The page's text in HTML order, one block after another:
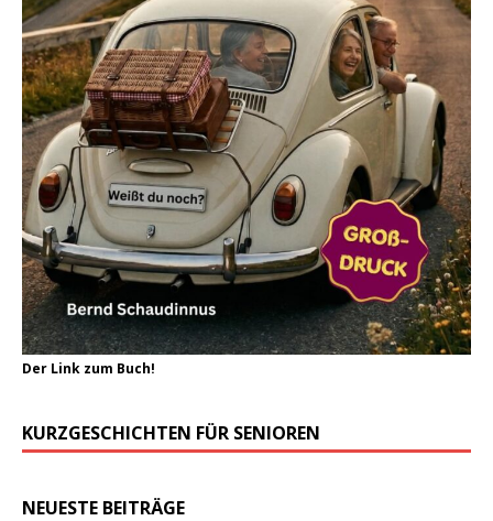
Der Link zum Buch!
KURZGESCHICHTEN FÜR SENIOREN
NEUESTE BEITRÄGE